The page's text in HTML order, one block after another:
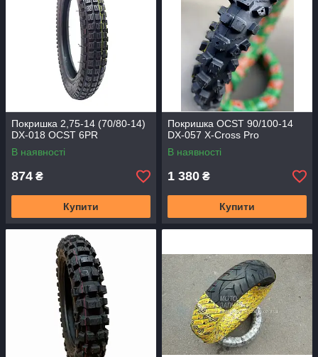
Покришка 2,75-14 (70/80-14)
DX-018 OCST 6PR
В наявності
874 ₴
Купити
Покришка OCST 90/100-14
DX-057 X-Cross Pro
В наявності
1 380 ₴
Купити